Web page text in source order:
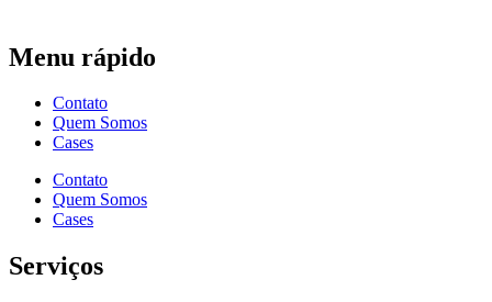
Menu rápido
Contato
Quem Somos
Cases
Contato
Quem Somos
Cases
Serviços